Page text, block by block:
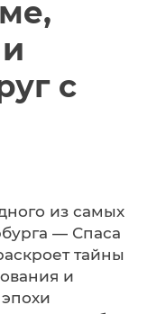
с
из самых
— Спаса
тайны
и